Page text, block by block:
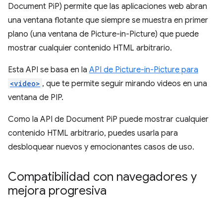
Document PiP) permite que las aplicaciones web abran
una ventana flotante que siempre se muestra en primer
plano (una ventana de Picture-in-Picture) que puede
mostrar cualquier contenido HTML arbitrario.
Esta API se basa en la API de Picture-in-Picture para
<video> , que te permite seguir mirando videos en una
ventana de PIP.
Como la API de Document PiP puede mostrar cualquier
contenido HTML arbitrario, puedes usarla para
desbloquear nuevos y emocionantes casos de uso.
Compatibilidad con navegadores y
mejora progresiva